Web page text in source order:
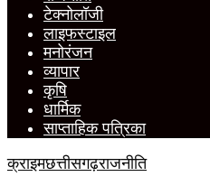
टेक्नोलॉजी
लाइफस्टाइल
मनोरंजन
व्यापार
कृषि
धार्मिक
साप्ताहिक पत्रिका
क्राइमछत्तीसगढ़राजनीति